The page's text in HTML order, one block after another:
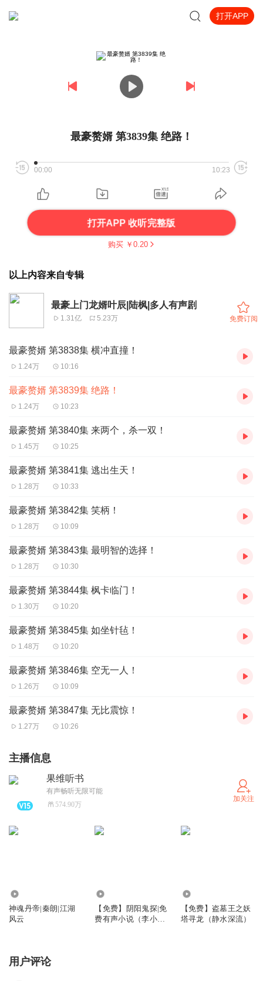
打开APP
最豪赘婿 第3839集 绝路！
00:00 10:23
打开APP 收听完整版
购买 ￥ 0.20
以上内容来自专辑
最豪上门龙婿叶辰|陆枫|多人有声剧
1.31亿 5.23万 免费订阅
最豪赘婿 第3838集 横冲直撞！
1.24万 10:16
最豪赘婿 第3839集 绝路！
1.24万 10:23
最豪赘婿 第3840集 来两个，杀一双！
1.45万 10:25
最豪赘婿 第3841集 逃出生天！
1.28万 10:33
最豪赘婿 第3842集 笑柄！
1.28万 10:09
最豪赘婿 第3843集 最明智的选择！
1.28万 10:30
最豪赘婿 第3844集 枫卡临门！
1.30万 10:20
最豪赘婿 第3845集 如坐针毡！
1.48万 10:20
最豪赘婿 第3846集 空无一人！
1.26万 10:09
最豪赘婿 第3847集 无比震惊！
1.27万 10:26
主播信息
果维听书
有声畅听无限可能
574.90万
加关注
神魂丹帝|秦朗|江湖
风云
【免费】阴阳鬼探|免
费有声小说（李小嘴
【免费】盗墓王之妖
塔寻龙（静水深流）
用户评论